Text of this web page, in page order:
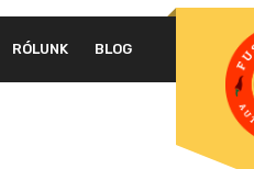
RÓLUNK BLOG